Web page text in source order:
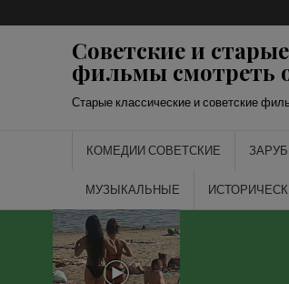
к
содержимомуСоветские и
фильмы смотреть
Старые классические и советские
КОМЕДИИ СОВЕТСКИЕ
МУЗЫКАЛЬНЫЕ